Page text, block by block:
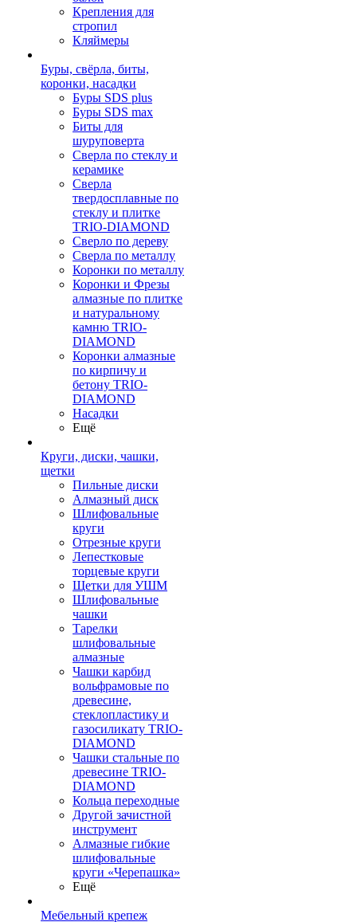
Крепления для
стропил
Кляймеры
Буры, свёрла, биты,
коронки, насадки
Буры SDS plus
Буры SDS max
Биты для
шуруповерта
Сверла по стеклу и
керамике
Сверла
твердосплавные по
стеклу и плитке
TRIO-DIAMOND
Сверло по дереву
Сверла по металлу
Коронки по металлу
Коронки и Фрезы
алмазные по плитке
и натуральному
камню TRIO-
DIAMOND
Коронки алмазные
по кирпичу и
бетону TRIO-
DIAMOND
Насадки
Ещё
Круги, диски, чашки,
щетки
Пильные диски
Алмазный диск
Шлифовальные
круги
Отрезные круги
Лепестковые
торцевые круги
Щетки для УШМ
Шлифовальные
чашки
Тарелки
шлифовальные
алмазные
Чашки карбид
вольфрамовые по
древесине,
стеклопластику и
газосиликату TRIO-
DIAMOND
Чашки стальные по
древесине TRIO-
DIAMOND
Кольца переходные
Другой зачистной
инструмент
Алмазные гибкие
шлифовальные
круги «Черепашка»
Ещё
Мебельный крепеж